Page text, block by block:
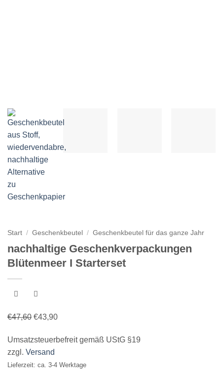
Start / Geschenkbeutel / Geschenkbeutel für das ganze Jahr
nachhaltige Geschenkverpackungen
Blütenmeer I Starterset
€47,60 Ursprünglicher
war:
€47,60
€43,90Aktueller
ist:
Umsatzsteuerbefreit gemäß UStG §19
zzgl. Versand
Lieferzeit: ca. 3-4 Werktage